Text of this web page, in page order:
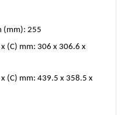
(mm): 255
(C) mm: 306 x 306.6 x
(C) mm: 439.5 x 358.5 x